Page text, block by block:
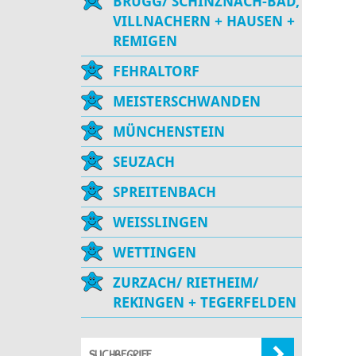
VILLNACHERN + HAUSEN +
REMIGEN
FEHRALTORF
MEISTERSCHWANDEN
MÜNCHENSTEIN
SEUZACH
SPREITENBACH
WEISSLINGEN
WETTINGEN
ZURZACH/ RIETHEIM/
REKINGEN + TEGERFELDEN